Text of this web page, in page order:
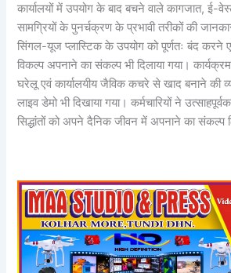
कार्यालयों में उपयोग के बाद बचने वाले कागजात, ई-
सामग्रियों के पुनर्चक्रण के प्रभावी तरीकों की
सिंगल-यूज प्लास्टिक के उपयोग को पूर्णतः बंद करने
विकल्प अपनाने का संकल्प भी दिलाया गया।
घरेलू एवं कार्यालयीय जैविक कचरे से खाद बनाने की
लाइव डेमो भी दिखाया गया। कर्मचारियों ने
सिद्धांतों को अपने दैनिक जीवन में अपनाने का संकल्प